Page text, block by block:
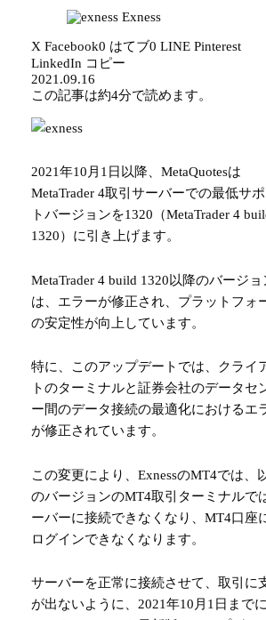
Exness
X Facebook0 はてブ0 LINE Pinterest
LinkedIn コピー
2021.09.16
この記事は約4分で読めます。
2021年10月1日以降、MetaQuotesは
MetaTrader 4取引サーバーでの最低サ
トバージョンを1320（MetaTrader 4
1320）に引き上げます。
MetaTrader 4 build 1320以降のバージョ
は、エラーが修正され、プラットフォ
の安定性が向上しています。
特に、このアップデートでは、クライ
トのターミナルと証券会社のデータセ
ー間のデータ接続の最適化におけるエ
が修正されています。
この変更により、ExnessのMT4では、
のバージョンのMT4取引ターミナルで
ーバーに接続できなくなり、MT4口座
ログインできなくなります。
サーバーを正常に接続させて、取引に
が出ないように、2021年10月1日までに